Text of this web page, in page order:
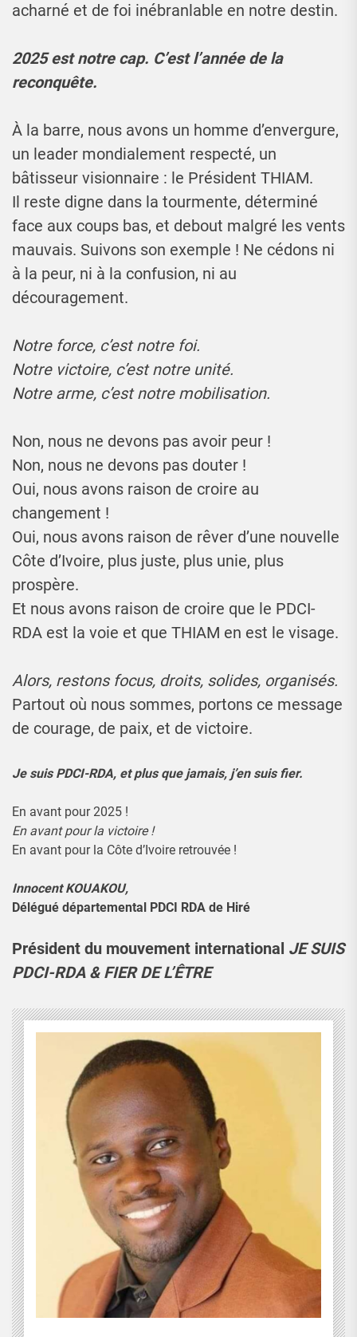
acharné et de foi inébranlable en notre destin.
2025 est notre cap. C’est l’année de la
reconquête.
À la barre, nous avons un homme d’envergure,
un leader mondialement respecté, un
bâtisseur visionnaire : le Président THIAM.
Il reste digne dans la tourmente, déterminé
face aux coups bas, et debout malgré les vents
mauvais. Suivons son exemple ! Ne cédons ni
à la peur, ni à la confusion, ni au
découragement.
Notre force, c’est notre foi.
Notre victoire, c’est notre unité.
Notre arme, c’est notre mobilisation.
Non, nous ne devons pas avoir peur !
Non, nous ne devons pas douter !
Oui, nous avons raison de croire au
changement !
Oui, nous avons raison de rêver d’une nouvelle
Côte d’Ivoire, plus juste, plus unie, plus
prospère.
Et nous avons raison de croire que le PDCI-
RDA est la voie et que THIAM en est le visage.
Alors, restons focus, droits, solides, organisés.
Partout où nous sommes, portons ce message
de courage, de paix, et de victoire.
Je suis PDCI-RDA, et plus que jamais, j’en suis fier.
En avant pour 2025 !
En avant pour la victoire !
En avant pour la Côte d’Ivoire retrouvée !
Innocent KOUAKOU,
Délégué départemental PDCI RDA de Hiré
Président du mouvement international JE SUIS
PDCI-RDA & FIER DE L’ÊTRE